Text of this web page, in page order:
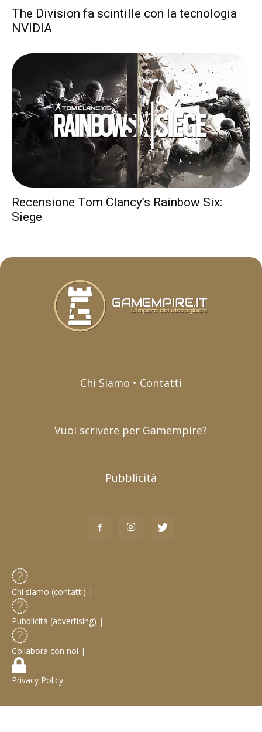
The Division fa scintille con la tecnologia
NVIDIA
Recensione Tom Clancy’s Rainbow Six:
Siege
Chi Siamo • Contatti
Vuoi scrivere per Gamempire?
Pubblicità
Chi siamo (contatti) |
Pubblicità (advertising) |
Collabora con noi |
Privacy Policy